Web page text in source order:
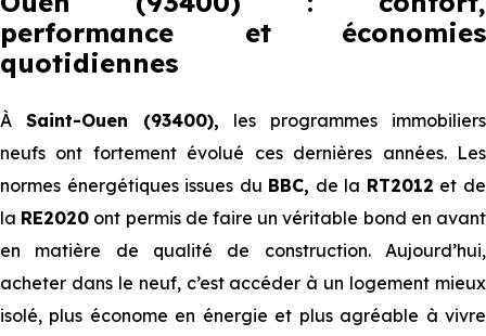
performance et économies
quotidiennes
À Saint-Ouen (93400), les programmes immobiliers
neufs ont fortement évolué ces dernières années. Les
normes énergétiques issues du BBC, de la RT2012 et de
la RE2020 ont permis de faire un véritable bond en avant
en matière de qualité de construction. Aujourd’hui,
acheter dans le neuf, c’est accéder à un logement mieux
isolé, plus économe en énergie et plus agréable à vivre